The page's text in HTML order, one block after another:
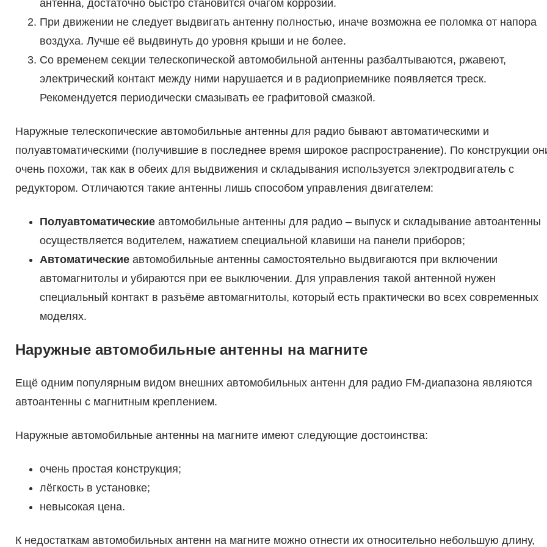
антенна, достаточно быстро становится очагом коррозии.
При движении не следует выдвигать антенну полностью, иначе возможна ее поломка от напора
воздуха. Лучше её выдвинуть до уровня крыши и не более.
Со временем секции телескопической автомобильной антенны разбалтываются, ржавеют,
электрический контакт между ними нарушается и в радиоприемнике появляется треск.
Рекомендуется периодически смазывать ее графитовой смазкой.
Наружные телескопические автомобильные антенны для радио бывают автоматическими и
полуавтоматическими (получившие в последнее время широкое распространение). По конструкции
очень похожи, так как в обеих для выдвижения и складывания используется электродвигатель с
редуктором. Отличаются такие антенны лишь способом управления двигателем:
Полуавтоматическиеавтомобильные антенны для радио – выпуск и складывание автоантенны
осуществляется водителем, нажатием специальной клавиши на панели приборов;
Автоматическиеавтомобильные антенны самостоятельно выдвигаются при включении
автомагнитолы и убираются при ее выключении. Для управления такой антенной нужен
специальный контакт в разъёме автомагнитолы, который есть практически во всех современных
моделях.
Наружные автомобильные антенны на магните
Ещё одним популярным видом внешних автомобильных антенн для радио FM-диапазона являются
автоантенны с магнитным креплением.
Наружные автомобильные антенны на магните имеют следующие достоинства:
очень простая конструкция;
лёгкость в установке;
невысокая цена.
К недостаткам автомобильных антенн на магните можно отнести их относительно небольшую длину,